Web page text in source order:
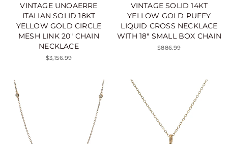
VINTAGE UNOAERRE
ITALIAN SOLID 18KT
YELLOW GOLD CIRCLE
MESH LINK 20" CHAIN
NECKLACE
$3,156.99
VINTAGE SOLID 14KT
YELLOW GOLD PUFFY
LIQUID CROSS NECKLACE
WITH 18" SMALL BOX CHAIN
$886.99